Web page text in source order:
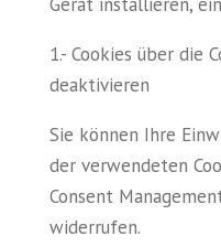
1.- Cookies über die
deaktivieren
Sie können Ihre
der verwendeten
Consent
widerrufen.